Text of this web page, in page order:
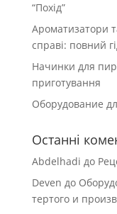
“Похід”
Ароматизатори
справі: повний
Начинки для
приготування
Оборудование
Останні
Abdelhadi до
Deven до
тертого и